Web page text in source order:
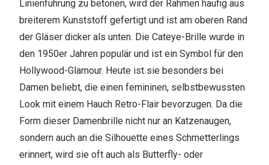
Linienführung zu betonen, wird der Rahmen häufig aus
breiterem Kunststoff gefertigt und ist am oberen Rand
der Gläser dicker als unten. Die Cateye-Brille wurde in
den 1950er Jahren populär und ist ein Symbol für den
Hollywood-Glamour. Heute ist sie besonders bei
Damen beliebt, die einen femininen, selbstbewussten
Look mit einem Hauch Retro-Flair bevorzugen. Da die
Form dieser Damenbrille nicht nur an Katzenaugen,
sondern auch an die Silhouette eines Schmetterlings
erinnert, wird sie oft auch als Butterfly- oder